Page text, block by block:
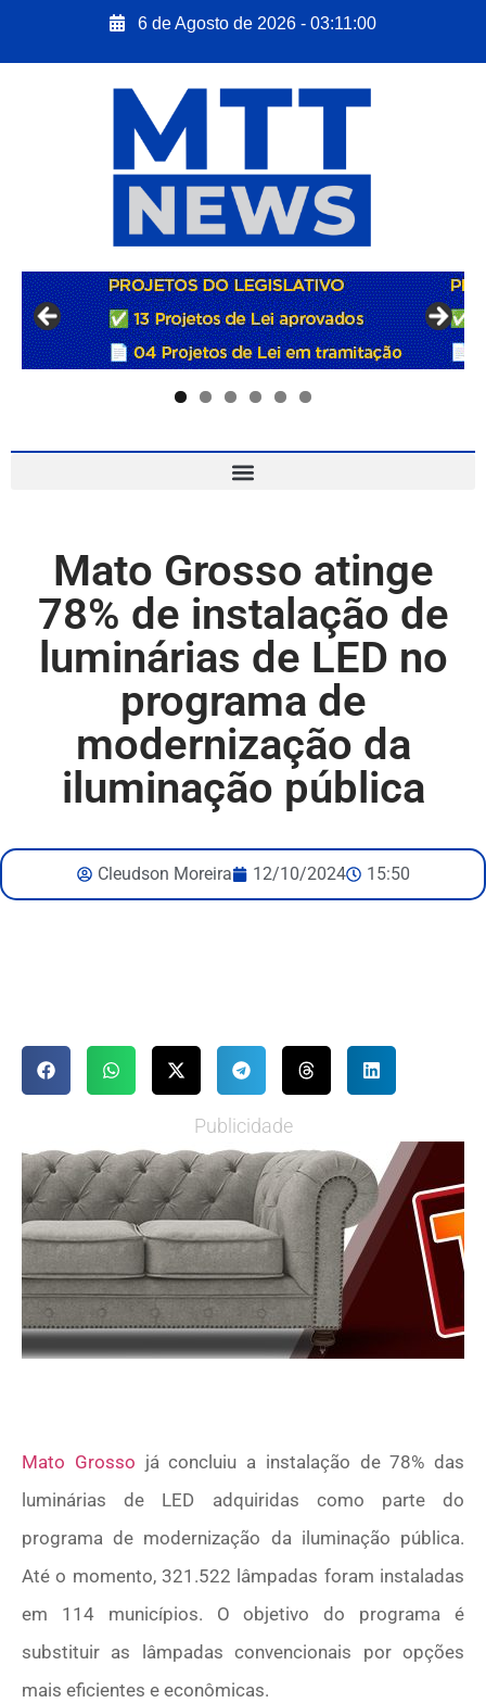
6 de Agosto de 2026 - 03:11:01
Mato Grosso atinge
78% de instalação de
luminárias de LED no
programa de
modernização da
iluminação pública
Cleudson Moreira 12/10/2024 15:50
Publicidade
Mato Grosso já concluiu a instalação de 78% das
luminárias de LED adquiridas como parte do
programa de modernização da iluminação pública.
Até o momento, 321.522 lâmpadas foram instaladas
em 114 municípios. O objetivo do programa é
substituir as lâmpadas convencionais por opções
mais eficientes e econômicas.